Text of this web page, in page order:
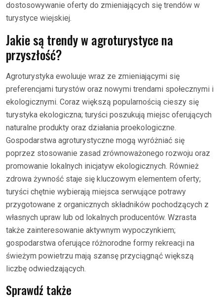
dostosowywanie oferty do zmieniających się trendów w
turystyce wiejskiej.
Jakie są trendy w agroturystyce na
przyszłość?
Agroturystyka ewoluuje wraz ze zmieniającymi się
preferencjami turystów oraz nowymi trendami społecznymi i
ekologicznymi. Coraz większą popularnością cieszy się
turystyka ekologiczna; turyści poszukują miejsc oferujących
naturalne produkty oraz działania proekologiczne.
Gospodarstwa agroturystyczne mogą wyróżniać się
poprzez stosowanie zasad zrównoważonego rozwoju oraz
promowanie lokalnych inicjatyw ekologicznych. Również
zdrowa żywność staje się kluczowym elementem oferty;
turyści chętnie wybierają miejsca serwujące potrawy
przygotowane z organicznych składników pochodzących z
własnych upraw lub od lokalnych producentów. Wzrasta
także zainteresowanie aktywnym wypoczynkiem;
gospodarstwa oferujące różnorodne formy rekreacji na
świeżym powietrzu mają szansę przyciągnąć większą
liczbę odwiedzających.
Sprawdź także